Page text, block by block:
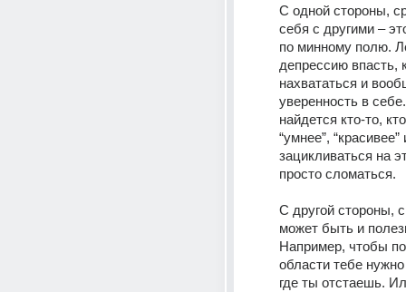
С одной стороны,
себя с другими –
по минному полю.
депрессию впасть,
нахвататься и
уверенность в
найдется кто-то,
“умнее”,
зацикливаться на
просто сломаться.
С другой стороны,
может быть и
Например, чтобы
области тебе
где ты отстаешь.